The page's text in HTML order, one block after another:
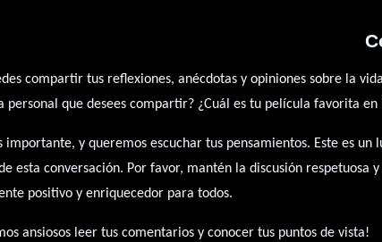
compartir tus reflexiones, anécdotas y opiniones sobre la
personal que desees compartir? ¿Cuál es tu película favorita
importante, y queremos escuchar tus pensamientos. Este es
esta conversación. Por favor, mantén la discusión
positivo y enriquecedor para todos.
ansiosos leer tus comentarios y conocer tus puntos de vista!